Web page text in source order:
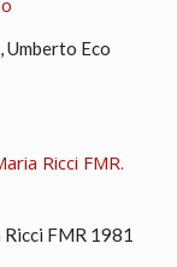
Umberto Eco
FMR 1981